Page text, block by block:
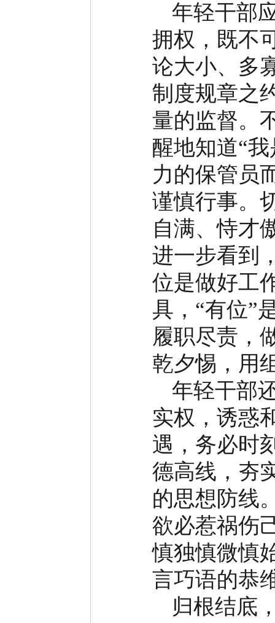
年轻干部
拥权，既不
论大小、多
制度规章之
量的监督。
醒地知道“我
力的保管员
谨慎行事。
自满、恃才
进一步看到
位是做好工
具， “有位”
履职尽责，
乾夕惕，用
年轻干部
实权，诱惑
遇，务必时
德高线，夯
的思想防线
欲必惹祸伤
慎独慎微慎
言巧语的恭
归根结底